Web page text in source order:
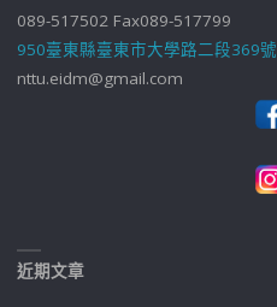
089-517502 Fax089-517799
950臺東縣臺東市大學路二段369號
nttu.eidm@gmail.com
近期文章